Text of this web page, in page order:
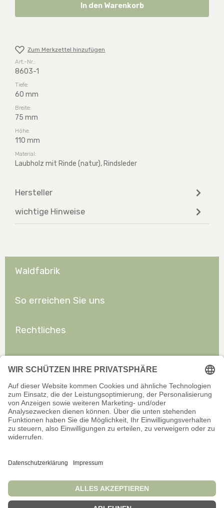
In den Warenkorb
Zum Merkzettel hinzufügen
Art.-Nr.:
8603-1
Tiefe:
60 mm
Breite:
75 mm
Höhe:
110 mm
Material:
Laubholz mit Rinde (natur), Rindsleder
Hersteller
wichtige Hinweise
Waldfabrik
So erreichen Sie uns
Rechtliches
Offizieller Onlineshop für Privatkunden. Alle Preise inkl. gesetzl.
Wir sind stets bemüht, aktuelle und vollständige Informationen auf